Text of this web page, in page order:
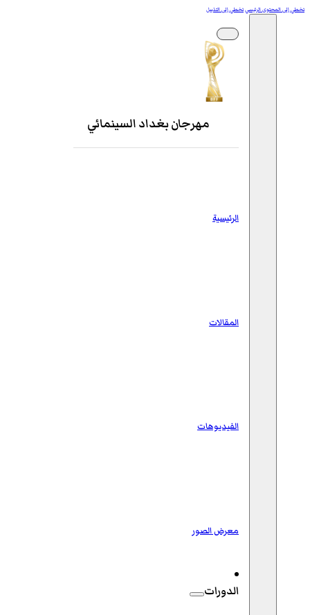
تخطي إلى المحتوى الرئيسيتخطي إلى التذييل
مهرجان بغداد السينمائي
الرئيسية
المقالات
الفيديوهات
معرض الصور
الدورات